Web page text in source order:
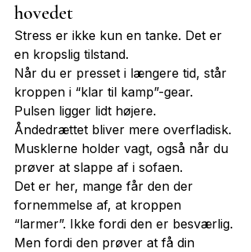
hovedet
Stress er ikke kun en tanke. Det er
en kropslig tilstand.
Når du er presset i længere tid, står
kroppen i “klar til kamp”-gear.
Pulsen ligger lidt højere.
Åndedrættet bliver mere overfladisk.
Musklerne holder vagt, også når du
prøver at slappe af i sofaen.
Det er her, mange får den der
fornemmelse af, at kroppen
“larmer”. Ikke fordi den er besværlig.
Men fordi den prøver at få din